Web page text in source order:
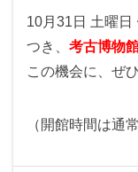
10月31日 土曜日
つき、 考古博物
この機会に、ぜ
（開館時間は通